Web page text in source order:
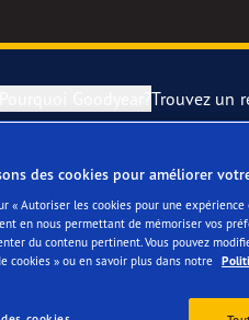
Pourquoi Goodyear?
F1 SuperSport
Performance 2
Trouvez un
BVBA
des cookies pour améliorer
« Autoriser les cookies pour une
en nous permettant de mémoriser vos
du contenu pertinent. Vous pouvez
cookies » ou en savoir plus dans notre